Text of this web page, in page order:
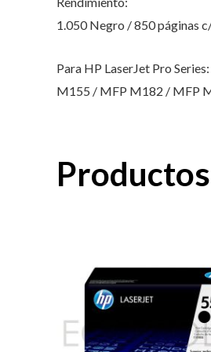
1.050 Negro / 850 páginas
Para HP LaserJet Pro Series:
M155 / MFP M182 / MFP